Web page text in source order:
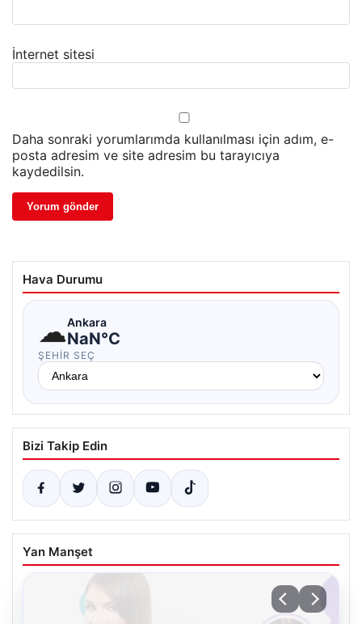
İnternet sitesi
Daha sonraki yorumlarımda kullanılması için adım, e-
posta adresim ve site adresim bu tarayıcıya
kaydedilsin.
Hava Durumu
☁Ankara
NaN°C
ŞEHIR SEÇ
Bizi Takip Edin
Yan Manşet